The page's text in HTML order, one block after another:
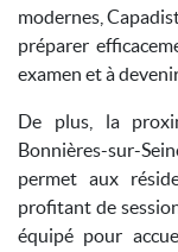
modernes,
préparer
examen et à
De plus, la
Bonnières-sur-
permet aux
profitant de
équipé pour